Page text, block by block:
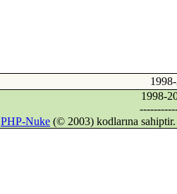
1998-
PHP-Nuke (© 2003) kodlarına